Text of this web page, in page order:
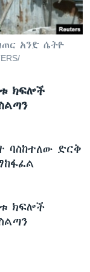
አንድ ሴትዮ
ክፍሎች
ባስከተለው ድርቅ
ክፍሎች